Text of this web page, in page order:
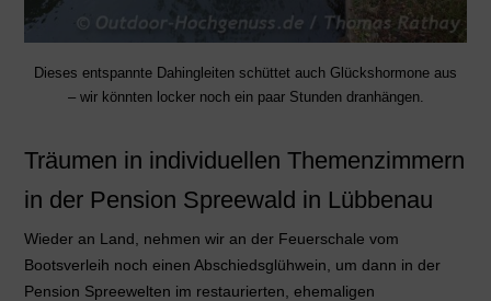
Dieses entspannte Dahingleiten schüttet auch Glückshormone aus
– wir könnten locker noch ein paar Stunden dranhängen.
Träumen in individuellen Themenzimmern
in der Pension Spreewald in Lübbenau
Wieder an Land, nehmen wir an der Feuerschale vom
Bootsverleih noch einen Abschiedsglühwein, um dann in der
Pension Spreewelten im restaurierten, ehemaligen